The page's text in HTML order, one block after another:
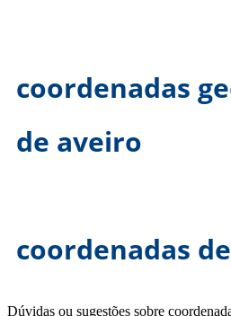
coordenadas
de aveiro
coordenadas
Dúvidas ou sugestões sobre